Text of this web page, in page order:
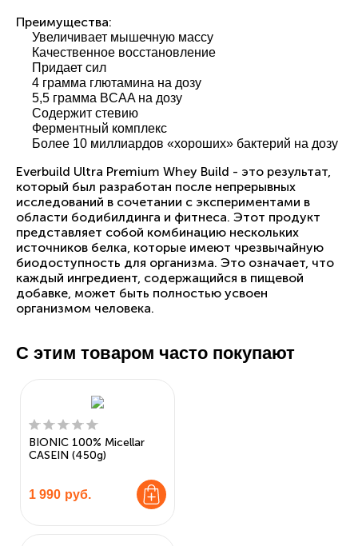
Преимущества:
Увеличивает мышечную массу
Качественное восстановление
Придает сил
4 грамма глютамина на дозу
5,5 грамма BCAA на дозу
Содержит стевию
Ферментный комплекс
Более 10 миллиардов «хороших» бактерий на дозу
Everbuild Ultra Premium Whey Build - это результат,
который был разработан после непрерывных
исследований в сочетании с экспериментами в
области бодибилдинга и фитнеса. Этот продукт
представляет собой комбинацию нескольких
источников белка, которые имеют чрезвычайную
биодоступность для организма. Это означает, что
каждый ингредиент, содержащийся в пищевой
добавке, может быть полностью усвоен
организмом человека.
С этим товаром часто покупают
BIONIC 100% Micellar
CASEIN (450g)
1 990 руб.